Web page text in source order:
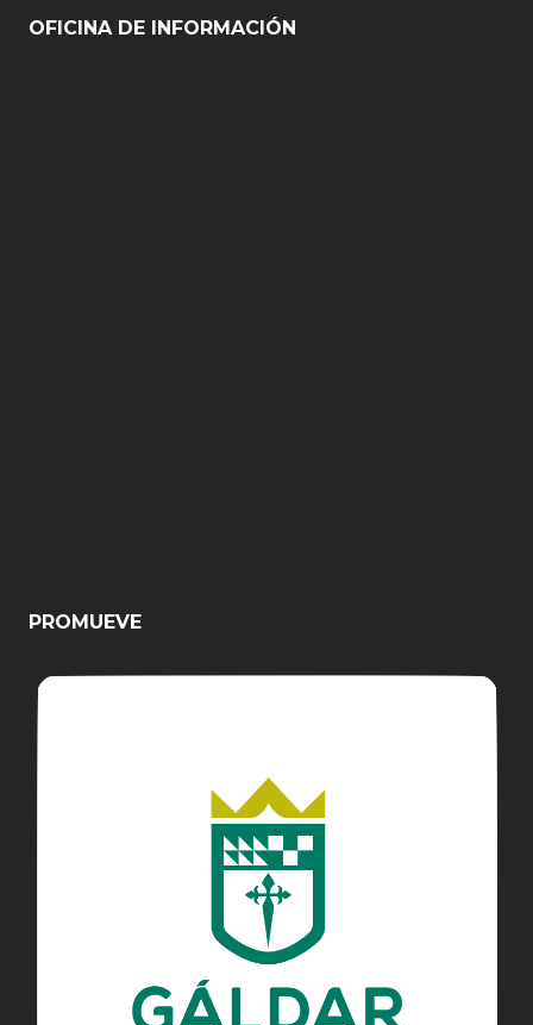
OFICINA DE INFORMACIÓN
PROMUEVE